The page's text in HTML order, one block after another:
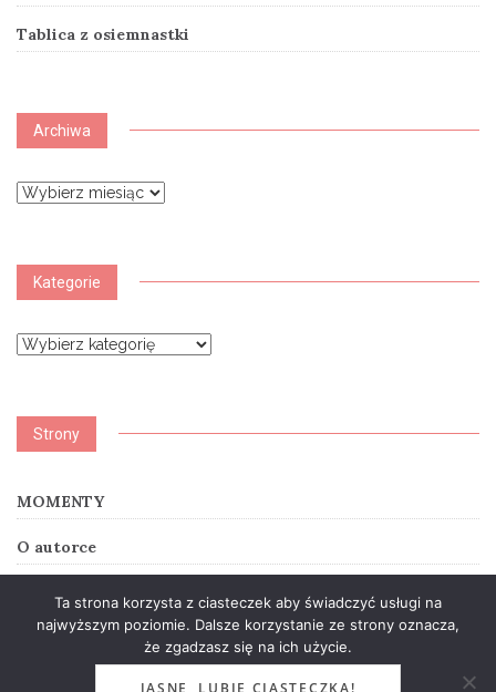
Tablica z osiemnastki
Archiwa
Archiwa
Kategorie
Kategorie
Strony
MOMENTY
O autorce
SUMMER STORY
Ta strona korzysta z ciasteczek aby świadczyć usługi na
najwyższym poziomie. Dalsze korzystanie ze strony oznacza,
że zgadzasz się na ich użycie.
JASNE, LUBIĘ CIASTECZKA!